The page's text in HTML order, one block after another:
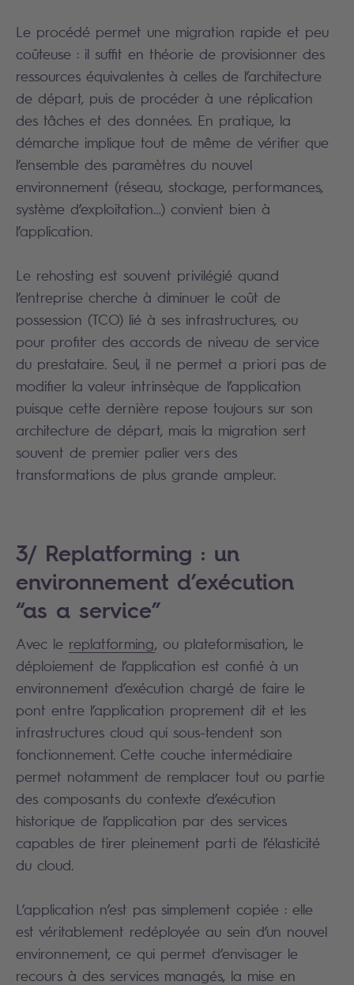
Le procédé permet une migration rapide et peu
coûteuse : il suffit en théorie de provisionner des
ressources équivalentes à celles de l’architecture
de départ, puis de procéder à une réplication
des tâches et des données. En pratique, la
démarche implique tout de même de vérifier que
l’ensemble des paramètres du nouvel
environnement (réseau, stockage, performances,
système d’exploitation…) convient bien à
l’application.
Le rehosting est souvent privilégié quand
l’entreprise cherche à diminuer le coût de
possession (TCO) lié à ses infrastructures, ou
pour profiter des accords de niveau de service
du prestataire. Seul, il ne permet a priori pas de
modifier la valeur intrinsèque de l’application
puisque cette dernière repose toujours sur son
architecture de départ, mais la migration sert
souvent de premier palier vers des
transformations de plus grande ampleur.
3/ Replatforming : un
environnement d’exécution
“as a service”
Avec le replatforming, ou plateformisation, le
déploiement de l’application est confié à un
environnement d’exécution chargé de faire le
pont entre l’application proprement dit et les
infrastructures cloud qui sous-tendent son
fonctionnement. Cette couche intermédiaire
permet notamment de remplacer tout ou partie
des composants du contexte d’exécution
historique de l’application par des services
capables de tirer pleinement parti de l’élasticité
du cloud.
L’application n’est pas simplement copiée : elle
est véritablement redéployée au sein d’un nouvel
environnement, ce qui permet d’envisager le
recours à des services managés, la mise en